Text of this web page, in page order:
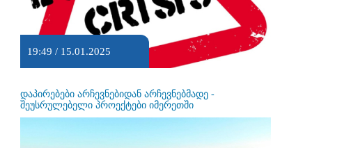
19:49 / 15.01.2025
დაპირებები არჩევნებიდან არჩევნებმადე -
შეუსრულებელი პროექტები იმერეთში